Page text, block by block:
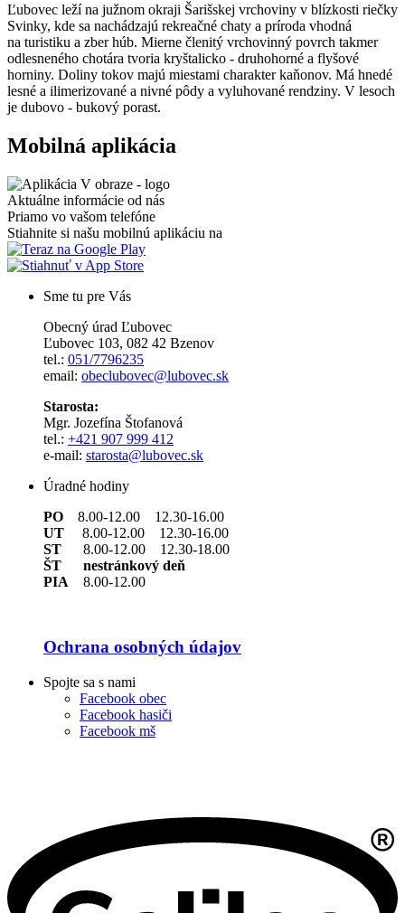
Ľubovec leží na južnom okraji Šarišskej vrchoviny v blízkosti riečky
Svinky, kde sa nachádzajú rekreačné chaty a príroda vhodná
na turistiku a zber húb. Mierne členitý vrchovinný povrch takmer
odlesneného chotára tvoria kryštalicko - druhohorné a flyšové
horniny. Doliny tokov majú miestami charakter kaňonov. Má hnedé
lesné a ilimerizované a nivné pôdy a vyluhované rendziny. V lesoch
je dubovo - bukový porast.
Mobilná aplikácia
Aktuálne informácie od nás
Priamo vo vašom telefóne
Stiahnite si našu mobilnú aplikáciu na
Sme tu pre Vás
Obecný úrad Ľubovec
Ľubovec 103, 082 42 Bzenov
tel.: 051/7796235
email: obeclubovec@lubovec.sk
Starosta:
Mgr. Jozefína Štofanová
tel.: +421 907 999 412
e-mail: starosta@lubovec.sk
Úradné hodiny
PO 8.00-12.00 12.30-16.00
UT 8.00-12.00 12.30-16.00
ST 8.00-12.00 12.30-18.00
ŠT nestránkový deň
PIA 8.00-12.00
Ochrana osobných údajov
Spojte sa s nami
Facebook obec
Facebook hasiči
Facebook mš